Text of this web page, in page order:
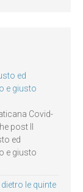
ed
e giusto
Covid-
post Il
ed
e giusto
dietro le quinte